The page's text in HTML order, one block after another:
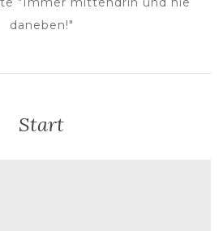
daneben!"
Start